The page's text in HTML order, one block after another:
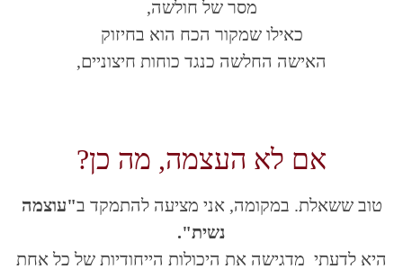
מסר של חולשה,
כאילו שמקור הכח הוא בחיזוק
האישה החלשה כנגד כוחות חיצוניים,
אם לא העצמה, מה כן?
טוב ששאלת. במקומה, אני מציעה להתמקד ב"עוצמה
נשית".
היא לדעתי מדגישה את היכולות הייחודיות של כל אחת